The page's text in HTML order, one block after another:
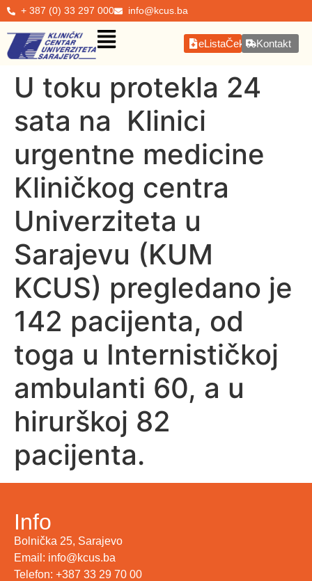
+ 387 (0) 33 297 000 info@kcus.ba
eListaČekanjaKontakt
U toku protekla 24
sata na Klinici
urgentne medicine
Kliničkog centra
Univerziteta u
Sarajevu (KUM
KCUS) pregledano je
142 pacijenta, od
toga u Internističkoj
ambulanti 60, a u
hirurškoj 82
pacijenta.
Info
Bolnička 25, Sarajevo
Email: info@kcus.ba
Telefon: +387 33 29 70 00